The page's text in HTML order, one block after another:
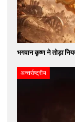
भगवान कृष्ण ने तोड़ा
अन्तर्राष्ट्रीय